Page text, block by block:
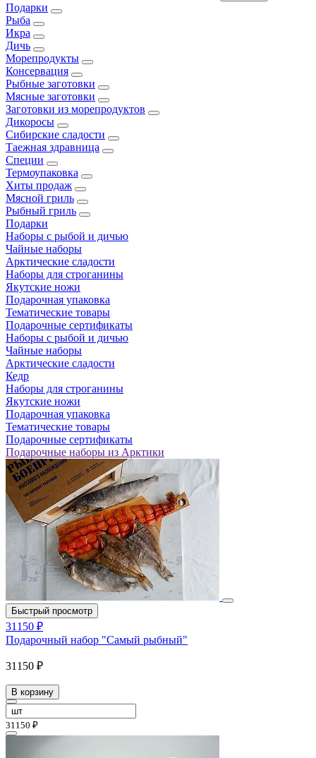
Подарки
Рыба
Икра
Дичь
Морепродукты
Консервация
Рыбные заготовки
Мясные заготовки
Заготовки из морепродуктов
Дикоросы
Сибирские сладости
Таежная здравница
Специи
Термоупаковка
Хиты продаж
Мясной гриль
Рыбный гриль
Подарки
Наборы с рыбой и дичью
Чайные наборы
Арктические сладости
Наборы для строганины
Якутские ножи
Подарочная упаковка
Тематические товары
Подарочные сертификаты
Наборы с рыбой и дичью
Чайные наборы
Арктические сладости
Кедр
Наборы для строганины
Якутские ножи
Подарочная упаковка
Тематические товары
Подарочные сертификаты
Подарочные наборы из Арктики
Быстрый просмотр
31150 ₽
Подарочный набор "Самый рыбный"
31150 ₽
В корзину
31150 ₽